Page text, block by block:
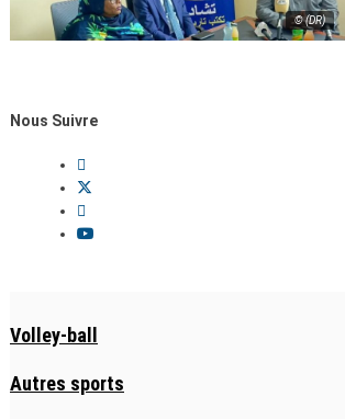
© (DR)
Nous Suivre
Volley-ball
Autres sports